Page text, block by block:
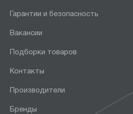
Гарантии и безопасность
Вакансии
Подборки товаров
Контакты
Производители
Бренды